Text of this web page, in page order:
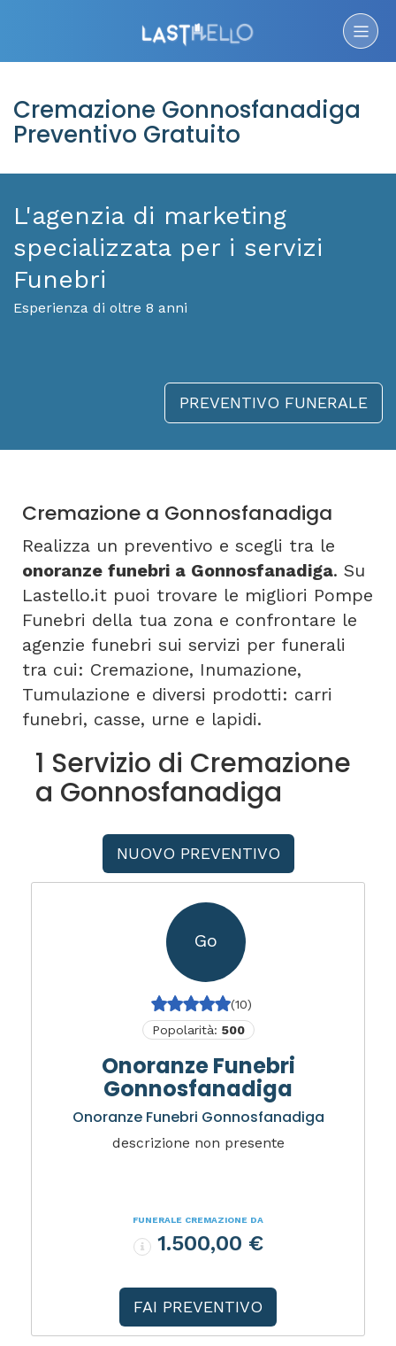
Cremazione Gonnosfanadiga
Preventivo Gratuito
L'agenzia di marketing
specializzata per i servizi
Funebri
Esperienza di oltre 8 anni
PREVENTIVO FUNERALE
Cremazione a Gonnosfanadiga
Realizza un preventivo e scegli tra le
onoranze funebri a Gonnosfanadiga. Su
Lastello.it puoi trovare le migliori Pompe
Funebri della tua zona e confrontare le
agenzie funebri sui servizi per funerali
tra cui: Cremazione, Inumazione,
Tumulazione e diversi prodotti: carri
funebri, casse, urne e lapidi.
1 Servizio di Cremazione
a Gonnosfanadiga
NUOVO PREVENTIVO
Go
(10)
Popolarità: 500
Onoranze Funebri
Gonnosfanadiga
Onoranze Funebri Gonnosfanadiga
descrizione non presente
FUNERALE CREMAZIONE DA
1.500,00 €
FAI PREVENTIVO